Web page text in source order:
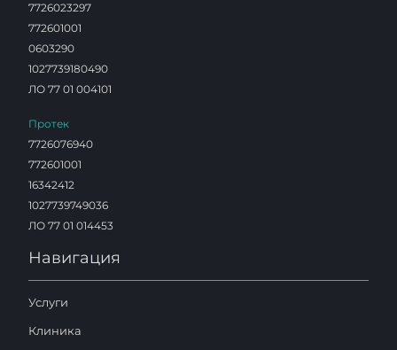
7726023297
772601001
0603290
1027739180490
ЛО 77 01 004101
Протек
7726076940
772601001
16342412
1027739749036
ЛО 77 01 014453
Навигация
Услуги
Клиника